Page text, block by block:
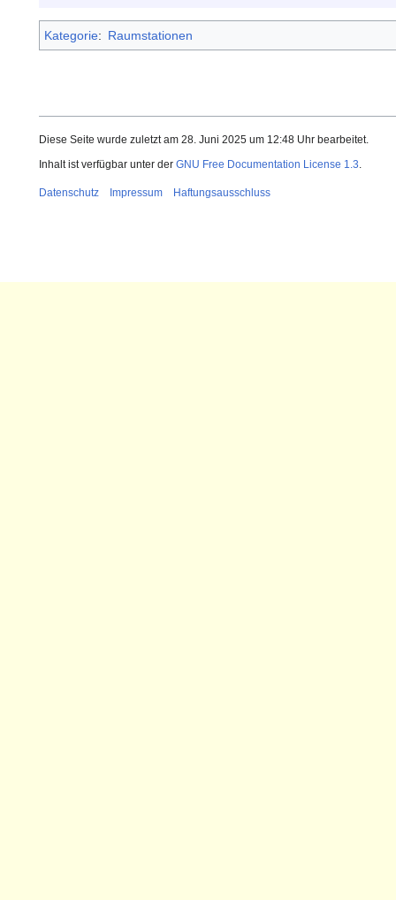
Kategorie: Raumstationen
Diese Seite wurde zuletzt am 28. Juni 2025 um 12:48 Uhr bearbeitet.
Inhalt ist verfügbar unter der GNU Free Documentation License 1.3.
Datenschutz Impressum Haftungsausschluss